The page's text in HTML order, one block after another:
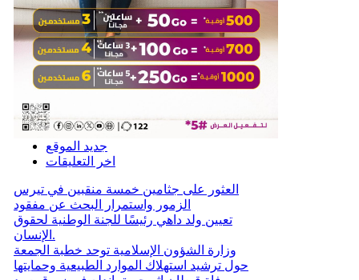
جديد الموقع
اخر التعليقات
العثور على جثامين خمسة منقبين في تيرس
الزمور واستمرار البحث عن مفقود
تعيين ولد داهي رئيسًا للجنة الوطنية لحقوق
الإنسان.
وزارة الشؤون الإسلامية توحد خطبة الجمعة
حول ترشيد استهلاك الموارد الطبيعية وحمايتها